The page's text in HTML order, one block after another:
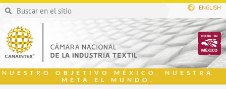
ENGLISH
NUESTRO OBJETIVO MÉXICO, NUESTRA
META EL MUNDO.